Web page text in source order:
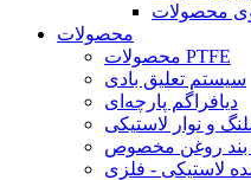
محصولات
محصولات
محصولات PTFE
سیستم تعلیق بادی
دیافراگم پارچه‌ای
و نوار لاستیکی
بند روغن مخصوص
لاستیکی - فلزی